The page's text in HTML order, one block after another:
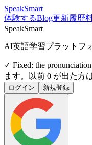
SpeakSmart
体験するBlog更新履歴
SpeakSmart
AI英語学習プラットフ
✓ Fixed: the
ます。以前 0 が出た方
ログイン 新規登録